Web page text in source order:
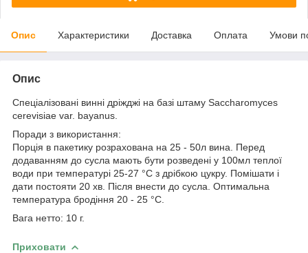
Опис Характеристики Доставка Оплата Умови
Опис
Спеціалізовані винні дріжджі на базі штаму Saccharomyces
cerevisiae var. bayanus.
Поради з використання:
Порція в пакетику розрахована на 25 - 50л вина. Перед
додаванням до сусла мають бути розведені у 100мл теплої
води при температурі 25-27 °С з дрібкою цукру. Помішати і
дати постояти 20 хв. Після внести до сусла. Оптимальна
температура бродіння 20 - 25 °С.
Вага нетто: 10 г.
Приховати